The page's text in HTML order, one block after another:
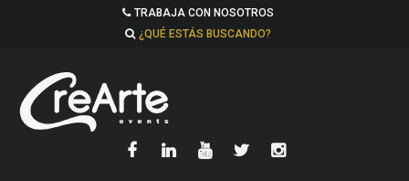
TRABAJA CON NOSOTROS
¿QUÉ ESTÁS BUSCANDO?